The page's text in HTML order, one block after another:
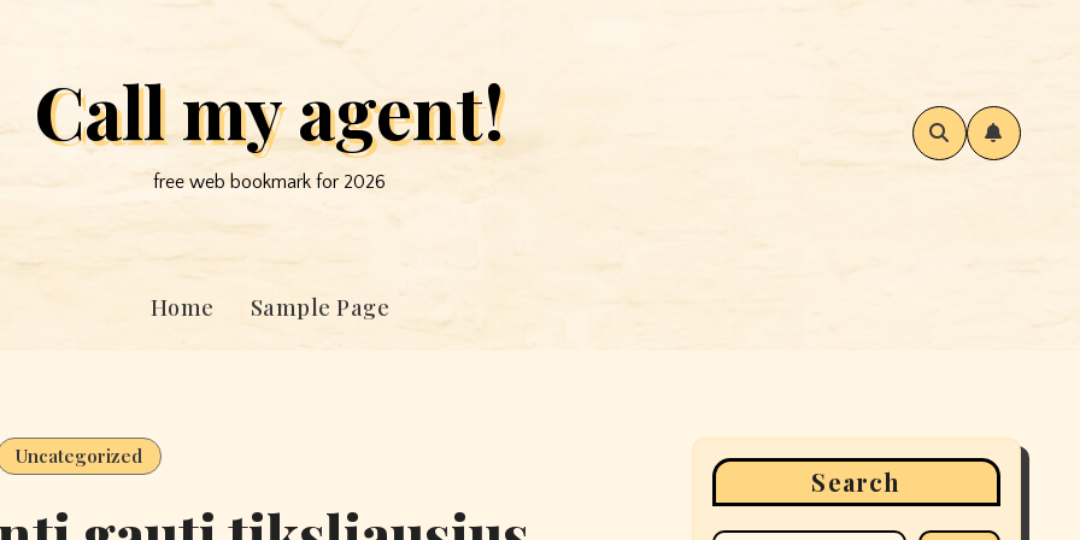
Call my agent!
free web bookmark for 2026
Home Sample Page
Uncategorized
Search